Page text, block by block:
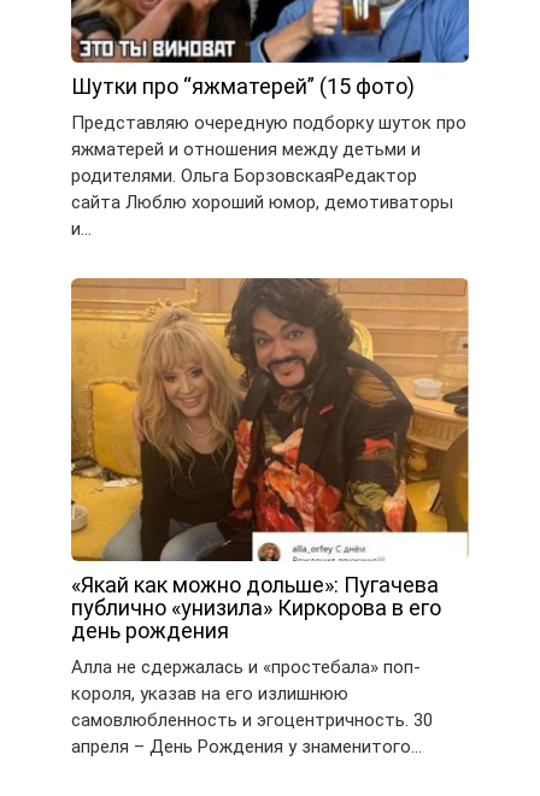
Шутки про “яжматерей” (15 фото)
Представляю очередную подборку шуток про
яжматерей и отношения между детьми и
родителями. Ольга БорзовскаяРедактор
сайта Люблю хороший юмор, демотиваторы
и…
«Якай как можно дольше»: Пугачева
публично «унизила» Киркорова в его
день рождения
Алла не сдержалась и «простебала» поп-
короля, указав на его излишнюю
самовлюбленность и эгоцентричность. 30
апреля – День Рождения у знаменитого…